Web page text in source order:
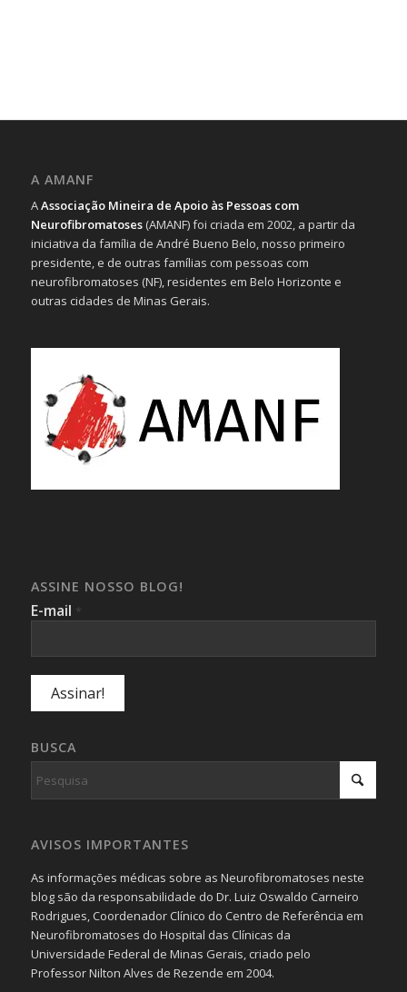
A AMANF
AAssociação Mineira de Apoio às Pessoas com
Neurofibromatoses(AMANF) foi criada em 2002, a partir da
iniciativa da família de André Bueno Belo, nosso primeiro
presidente, e de outras famílias com pessoas com
neurofibromatoses (NF), residentes em Belo Horizonte e
outras cidades de Minas Gerais.
ASSINE NOSSO BLOG!
E-mail *
BUSCA
AVISOS IMPORTANTES
As informações médicas sobre as Neurofibromatoses neste
blog são da responsabilidade do Dr. Luiz Oswaldo Carneiro
Rodrigues, Coordenador Clínico do Centro de Referência em
Neurofibromatoses do Hospital das Clínicas da
Universidade Federal de Minas Gerais, criado pelo
Professor Nilton Alves de Rezende em 2004.